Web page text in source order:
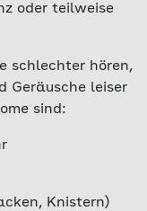
oder teilweise
schlechter hören,
Geräusche leiser
sind:
Knistern)